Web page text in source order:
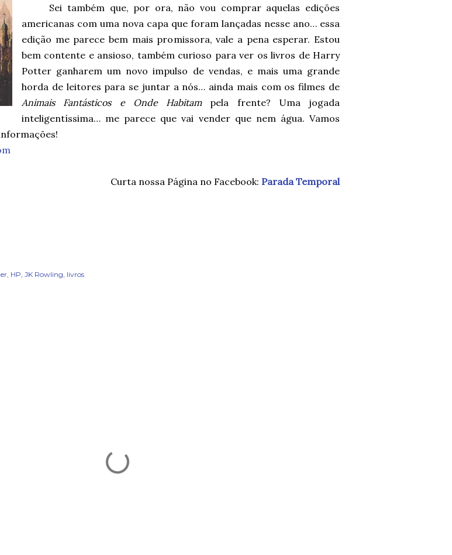
Sei também que, por ora, não vou comprar aquelas edições
americanas com uma nova capa que foram lançadas nesse ano… essa
edição me parece bem mais promissora, vale a pena esperar. Estou
bem contente e ansioso, também curioso para ver os livros de Harry
Potter ganharem um novo impulso de vendas, e mais uma grande
horda de leitores para se juntar a nós… ainda mais com os filmes de
Animais Fantásticos e Onde Habitampela frente? Uma jogada
inteligentíssima… me parece que vai vender que nem água. Vamos
Curta nossa Página no Facebook: Parada Temporal
HP JK Rowling livros